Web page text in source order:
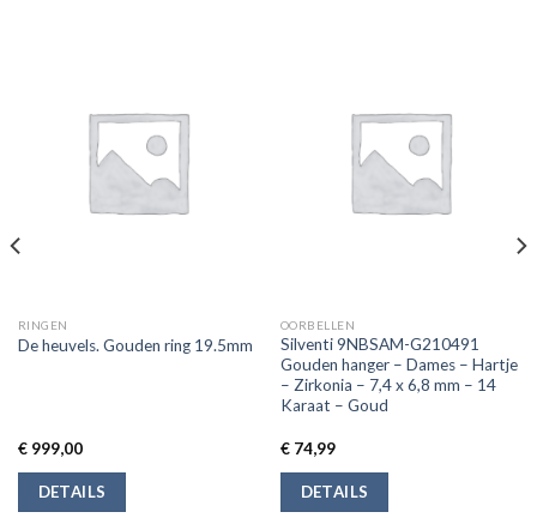
RINGEN
De heuvels. Gouden ring 19.5mm
€999,00
DETAILS
OORBELLEN
Silventi 9NBSAM-G210491
Gouden hanger – Dames – Hartje
– Zirkonia – 7,4 x 6,8 mm – 14
Karaat – Goud
€74,99
DETAILS